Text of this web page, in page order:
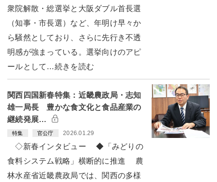
衆院解散・総選挙と大阪ダブル首長選
（知事・市長選）など、年明け早々か
ら騒然としており、さらに先行き不透
明感が強まっている。選挙向けのアピ
ールとして…続きを読む
関西四国新春特集：近畿農政局・志知
雄一局長 豊かな食文化と食品産業の
継続発展…
特集 官公庁 2026.01.29
◇新春インタビュー ◆「みどりの
食料システム戦略」横断的に推進 農
林水産省近畿農政局では、関西の多様